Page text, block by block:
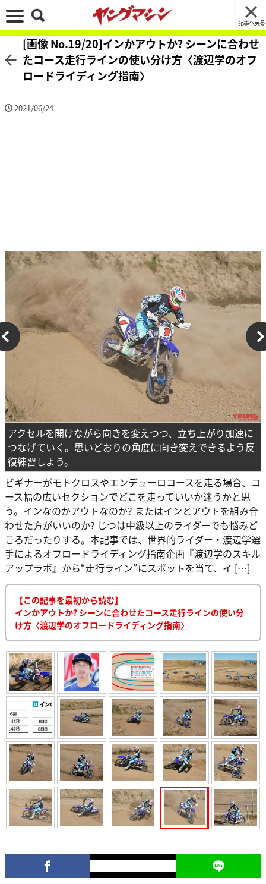
記事へ戻る
[画像 No.19/20]インかアウトか? シーンに合わせ
たコース走行ラインの使い分け方〈渡辺学のオフ
ロードライディング指南〉
2021/06/24
アクセルを開けながら向きを変えつつ、立ち上がり加速に
つなげていく。思いどおりの角度に向き変えできるよう反
復練習しよう。
ビギナーがモトクロスやエンデューロコースを走る場合、コ
ース幅の広いセクションでどこを走っていいか迷うかと思
う。インなのかアウトなのか? またはインとアウトを組み合
わせた方がいいのか? じつは中級以上のライダーでも悩みど
ころだったりする。本記事では、世界的ライダー・渡辺学選
手によるオフロードライディング指南企画『渡辺学のスキル
アップラボ』から“走行ライン”にスポットを当て、イ […]
【この記事を最初から読む】
インかアウトか? シーンに合わせたコース走行ラインの使い分
け方〈渡辺学のオフロードライディング指南〉